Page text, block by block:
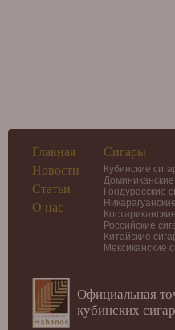
Главная
Новости
Статьи
О нас
Сигары
Кубинские
Гондурасские
Российские
Китайские
Мексиканские
Официальная
кубинских